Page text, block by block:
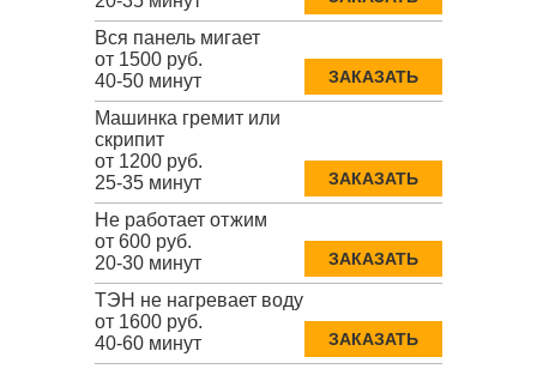
Вся панель мигает
от 1500 руб.
40-50 минут
ЗАКАЗАТЬ
Машинка гремит или
скрипит
от 1200 руб.
25-35 минут
ЗАКАЗАТЬ
Не работает отжим
от 600 руб.
20-30 минут
ЗАКАЗАТЬ
ТЭН не нагревает воду
от 1600 руб.
40-60 минут
ЗАКАЗАТЬ